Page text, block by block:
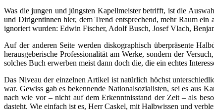
Was die jungen und jüngsten Kapellmeister betrifft, ist die
und Dirigentinnen hier, dem Trend entsprechend, mehr Raum
ignoriert wurden: Edwin Fischer, Adolf Busch, Josef Vlach,
Auf der anderen Seite werden diskographisch überpräsente
herausgeberische Professionalität am Werke, sondern der
solches Buch erwerben meist dann doch die, die ein echtes
Das Niveau der einzelnen Artikel ist natürlich höchst
war. Gewiss gab es bekennende Nationalsozialisten, sei es aus
nach wie vor – nicht auf dem Erkenntnisstand der Zeit – als
dasteht. Wie einfach ist es, Herr Caskel, mit Halbwissen und